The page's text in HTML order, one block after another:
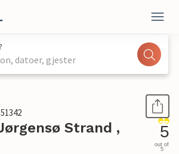
datoer, gjester
Strand ,
5
out of
5